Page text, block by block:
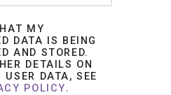
MY
DATA IS BEING
AND STORED.
DETAILS ON
USER DATA, SEE
POLICY.